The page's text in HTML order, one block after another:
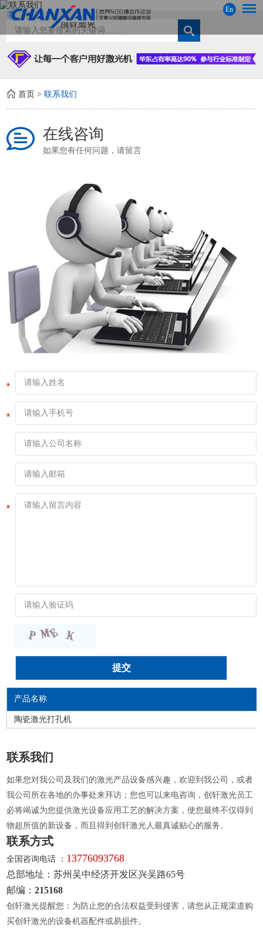
En
首页 >联系我们
在线咨询
如果您有任何问题，请留言
产品名称
陶瓷激光打孔机
联系我们
如果您对我公司及我们的激光产品设备感兴趣，欢迎到我公司，或者
我公司所在各地的办事处来拜访；您也可以来电咨询，创轩激光员工
必将竭诚为您提供激光设备应用工艺的解决方案，使您最终不仅得到
物超所值的新设备，而且得到创轩激光人最真诚贴心的服务。
联系方式
全国咨询电话 ： 13776093768
总部地址：苏州吴中经济开发区兴吴路65号
邮编：215168
创轩激光提醒您：为防止您的合法权益受到侵害，请您从正规渠道购
买创轩激光的设备机器配件或易损件。